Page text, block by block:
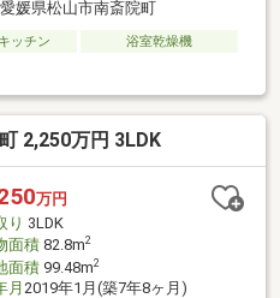
愛媛県松山市南斎院町
ッチン
浴室乾燥機
2,250万円 3LDK
万円
り 3LDK
面積82.8m2
面積99.48m2
月 2019年1月(築7年8ヶ月)